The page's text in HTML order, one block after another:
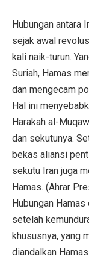
Hubungan antara
sejak awal
kali naik-turun.
Suriah, Hamas
dan mengecam
Hal ini
Harakah al-
dan sekutunya.
bekas aliansi
sekutu Iran juga
Hamas. (Ahrar
Hubungan
setelah
khususnya, yang
diandalkan